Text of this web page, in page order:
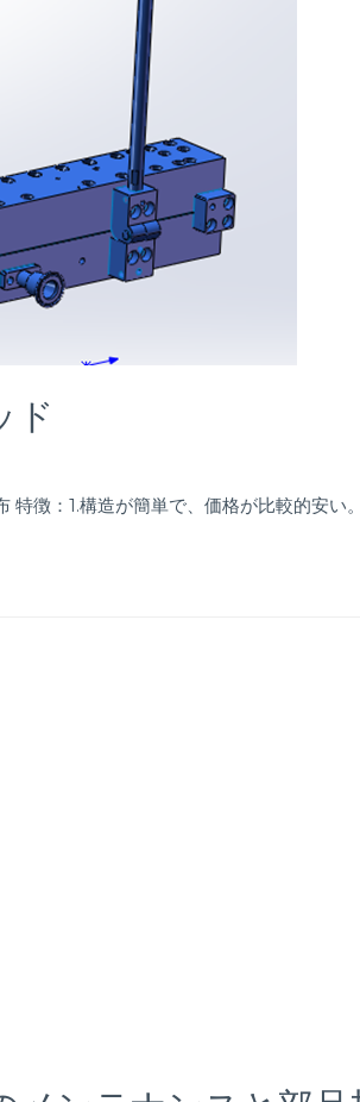
ド
特徴：1.構造が簡単で、価格が比較的安